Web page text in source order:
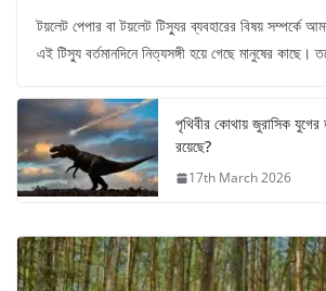
টয়লেট পেপার বা টয়লেট টিস্যুর ব্যবহারের বিষয় সম্পর্কে
এই টিস্যু বর্তমানদিনে নিত্যসঙ্গী হয়ে গেছে মানুষের কাছে।
পৃথিবীর কোথায় জুরাসিক যুগের
রয়েছে?
17th March 2026